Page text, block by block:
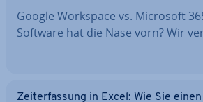
Google Workspace vs. Microsoft
Software hat die Nase vorn? Wir
Zeit­er­fas­sung in Excel: Wie Sie